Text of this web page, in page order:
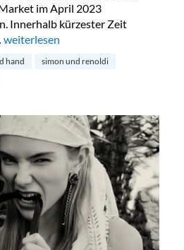
im April 2023
Innerhalb kürzester Zeit
„Preloved Market by Simon &
weiterlesen
hand
simon und renoldi